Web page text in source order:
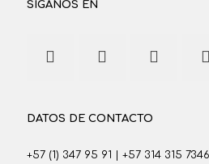
SIGANOS EN
DATOS DE CONTACTO
+57 (1) 347 95 91
+57 314 315 7346